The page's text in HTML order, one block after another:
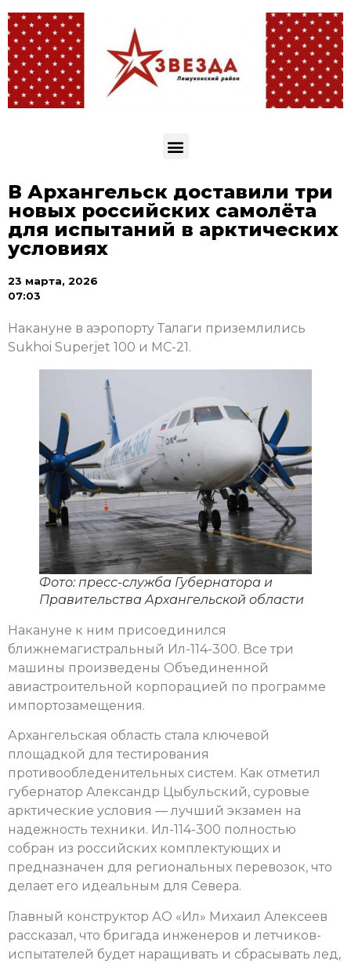
В Архангельск доставили три
новых российских самолёта
для испытаний в арктических
условиях
23 марта, 2026
07:03
Накануне в аэропорту Талаги приземлились
Sukhoi Superjet 100 и МС-21.
Фото: пресс-служба Губернатора и
Правительства Архангельской области
Накануне к ним присоединился
ближнемагистральный Ил-114-300. Все три
машины произведены Объединенной
авиастроительной корпорацией по программе
импортозамещения.
Архангельская область стала ключевой
площадкой для тестирования
противообледенительных систем. Как отметил
губернатор Александр Цыбульский, суровые
арктические условия — лучший экзамен на
надежность техники. Ил-114-300 полностью
собран из российских комплектующих и
предназначен для региональных перевозок, что
делает его идеальным для Севера.
Главный конструктор АО «Ил» Михаил Алексеев
рассказал, что бригада инженеров и летчиков-
испытателей будет наращивать и сбрасывать лед,